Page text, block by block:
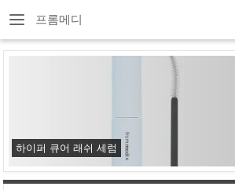
프롬메디
하이퍼 큐어 래쉬 세럼